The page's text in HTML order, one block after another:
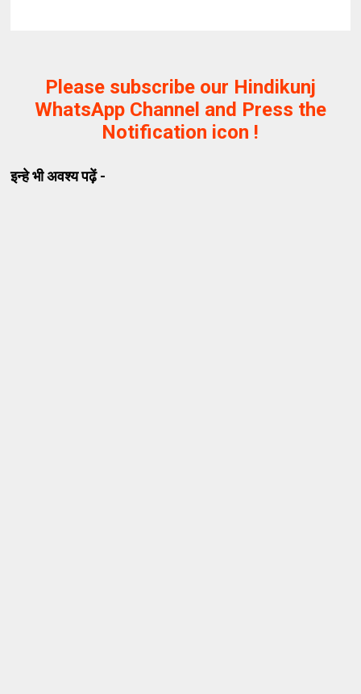
Please subscribe our Hindikunj
WhatsApp Channel and Press the
Notification icon !
इन्हे भी अवश्य पढ़ें -